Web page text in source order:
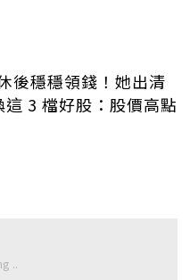
後穩穩領錢！她出清
這 3 檔好股：股價高點